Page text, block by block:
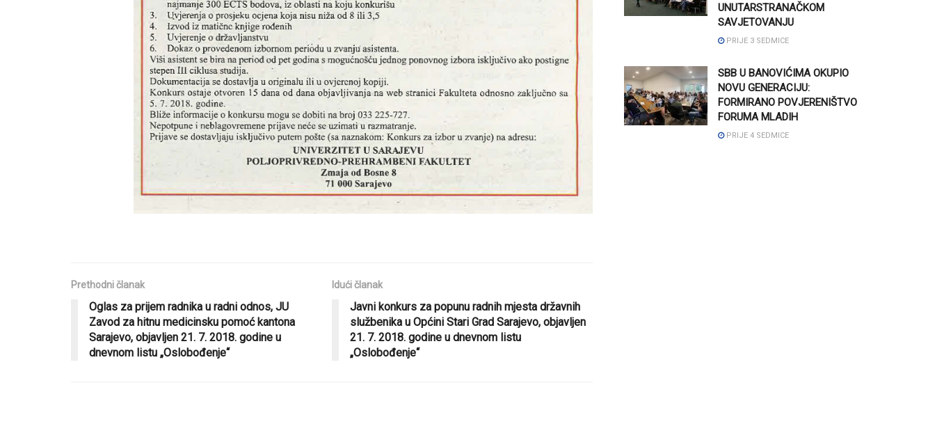
Prethodni članak
Oglas za prijem radnika u radni odnos, JU
Zavod za hitnu medicinsku pomoć kantona
Sarajevo, objavljen 21. 7. 2018. godine u
dnevnom listu „Oslobođenje“
Idući članak
Javni konkurs za popunu radnih mjesta državnih
službenika u Općini Stari Grad Sarajevo, objavljen
21. 7. 2018. godine u dnevnom listu
„Oslobođenje“
UNUTARSTRANAČKOM
SAVJETOVANJU
PRIJE 3 SEDMICE
SBB U BANOVIĆIMA OKUPIO
NOVU GENERACIJU:
FORMIRANO POVJERENIŠTVO
FORUMA MLADIH
PRIJE 4 SEDMICE